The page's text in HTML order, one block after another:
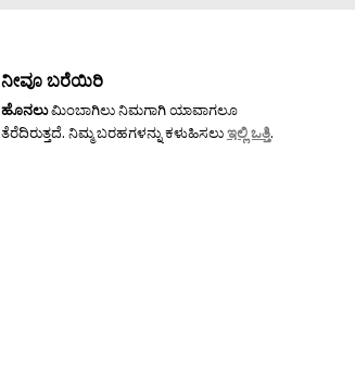
ನೀವೂ ಬರೆಯಿರಿ
ಹೊನಲುಮಿಂಬಾಗಿಲು ನಿಮಗಾಗಿ ಯಾವಾಗಲೂ
ತೆರೆದಿರುತ್ತದೆ. ನಿಮ್ಮ ಬರಹಗಳನ್ನು ಕಳುಹಿಸಲುಇಲ್ಲಿ ಒತ್ತಿ.